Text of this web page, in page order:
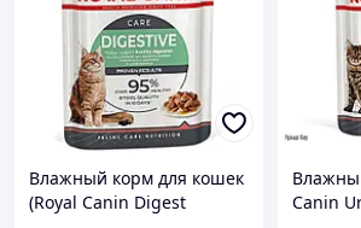
Влажный корм для кошек
(Royal Canin Digest
Canin